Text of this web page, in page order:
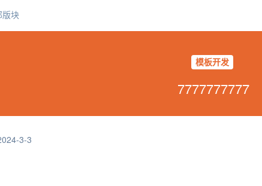
版块
模板开发
7777777777
3-3